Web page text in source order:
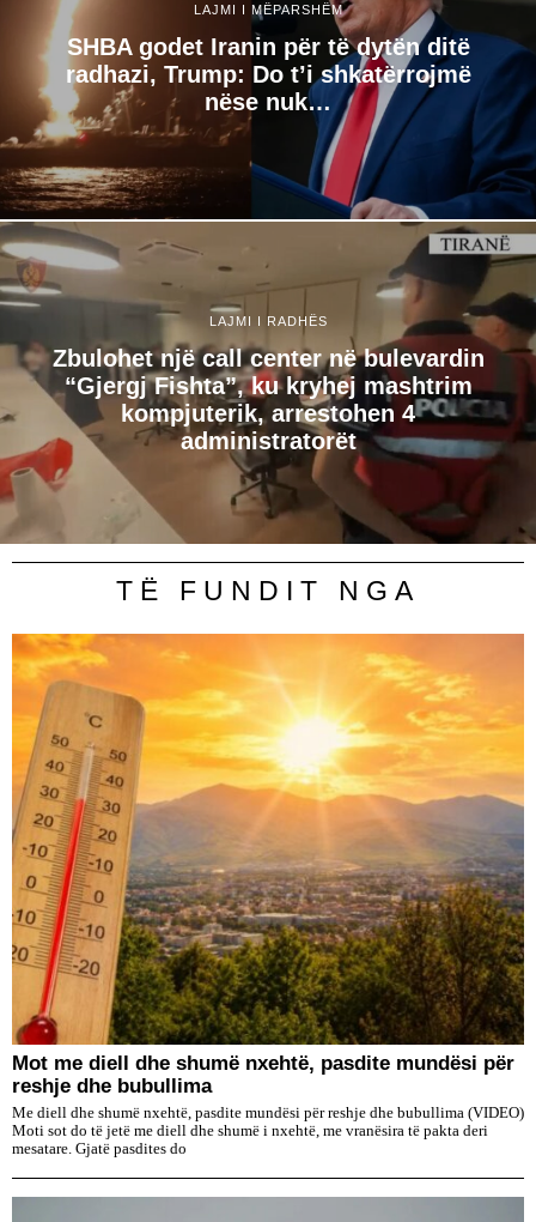
LAJMI I MËPARSHËM
SHBA godet Iranin për të dytën ditë
radhazi, Trump: Do t’i shkatërrojmë
nëse nuk…
LAJMI I RADHËS
Zbulohet një call center në bulevardin
“Gjergj Fishta”, ku kryhej mashtrim
kompjuterik, arrestohen 4
administratorët
TË FUNDIT NGA
Mot me diell dhe shumë nxehtë, pasdite mundësi për
reshje dhe bubullima
Me diell dhe shumë nxehtë, pasdite mundësi për reshje dhe bubullima (VIDEO)
Moti sot do të jetë me diell dhe shumë i nxehtë, me vranësira të pakta deri
mesatare. Gjatë pasdites do